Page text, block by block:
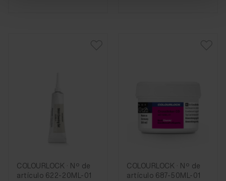
COLOURLOCK · Nº de
artículo 622-20ML-01
COLOURLOCK · Nº de
artículo 687-50ML-01